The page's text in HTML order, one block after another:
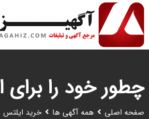
پرش
محتوا
چطور خود را برای
صفحه اصلی همه آگهی ها خرید ایلتس